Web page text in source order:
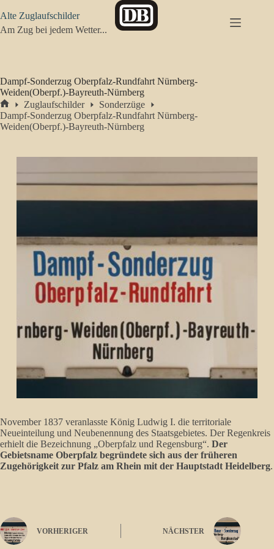
Inhalt
springen
Alte Zuglaufschilder
Am Zug bei jedem Wetter...
Dampf-Sonderzug Oberpfalz-Rundfahrt Nürnberg-
Weiden(Oberpf.)-Bayreuth-Nürnberg
Start
Zuglaufschilder
Sonderzüge
Dampf-Sonderzug Oberpfalz-Rundfahrt Nürnberg-
Weiden(Oberpf.)-Bayreuth-Nürnberg
November 1837 veranlasste König Ludwig I. die territoriale
Neueinteilung und Neubenennung des Staatsgebietes. Der Regenkreis
erhielt die Bezeichnung „Oberpfalz und Regensburg“. Der
Gebietsname Oberpfalz begründete sich aus der früheren
Zugehörigkeit zur Pfalz am Rhein mit der Hauptstadt Heidelberg.
VORHERIGER NÄCHSTER